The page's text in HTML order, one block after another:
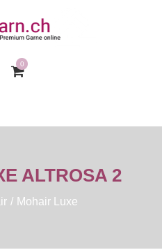
0
ALTROSA 2
Mohair Luxe